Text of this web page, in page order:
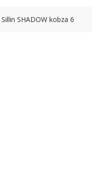
Sillin SHADOW kobza 6